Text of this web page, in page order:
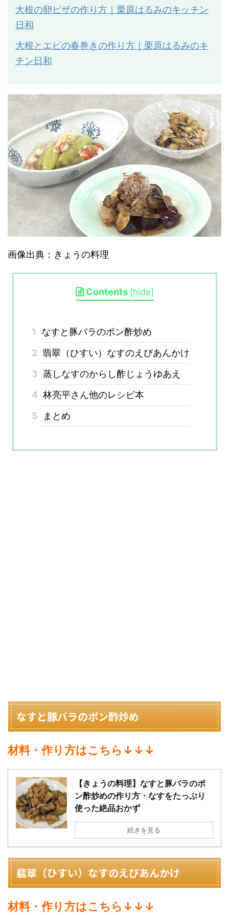
大根の卵ピザの作り方｜栗原はるみのキッチン
日和
大根とエビの春巻きの作り方｜栗原はるみのキ
チン日和
画像出典：きょうの料理
Contents [hide]
1
なすと豚バラのポン酢炒め
2 翡翠（ひすい）なすのえびあんかけ
3 蒸しなすのからし酢じょうゆあえ
4 林亮平さん他のレシピ本
5
まとめ
なすと豚バラのポン酢炒め
材料・作り方はこちら↓↓↓
【きょうの料理】なすと豚バラのポ
ン酢炒めの作り方・なすをたっぷり
使った絶品おかず
続きを見る
翡翠（ひすい）なすのえびあんかけ
材料・作り方はこちら↓↓↓